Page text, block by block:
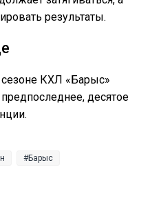
результаты.
КХЛ «Барыс»
десятое
Барыс